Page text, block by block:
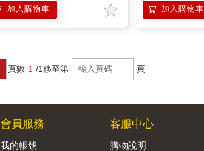
加入購物車 加入購物車
頁數 1 /1移至第 頁
會員服務
我的帳號
客服中心
購物說明